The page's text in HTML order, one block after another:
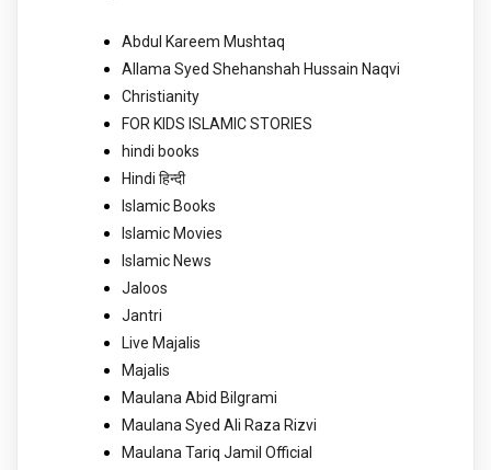
Abdul Kareem Mushtaq
Allama Syed Shehanshah Hussain Naqvi
Christianity
FOR KIDS ISLAMIC STORIES
hindi books
Hindi हिन्दी
Islamic Books
Islamic Movies
Islamic News
Jaloos
Jantri
Live Majalis
Majalis
Maulana Abid Bilgrami
Maulana Syed Ali Raza Rizvi
Maulana Tariq Jamil Official